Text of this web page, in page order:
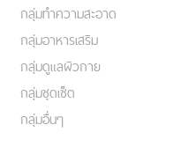
กลุ่มทำความสะอาด
กลุ่มอาหารเสริม
กลุ่มดูแลผิวกาย
กลุ่มชุดเซ็ต
กลุ่มอื่นๆ